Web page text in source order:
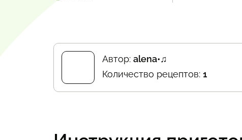
Автор: alena•♫
Количество рецептов: 1